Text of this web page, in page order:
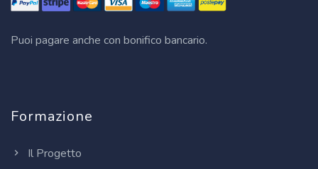
Puoi pagare anche con bonifico bancario.
Formazione
Il Progetto